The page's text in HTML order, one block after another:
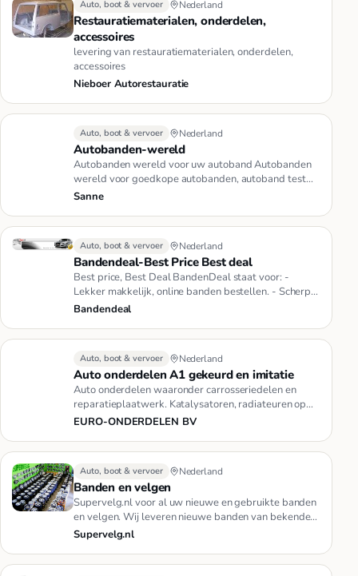
Auto, boot & vervoer Nederland
Restauratiematerialen, onderdelen,
accessoires
levering van restauratiematerialen, onderdelen,
accessoires
Nieboer Autorestauratie
Auto, boot & vervoer Nederland
Autobanden-wereld
Autobanden wereld voor uw autoband Autobanden
wereld voor goedkope autobanden, autoband test
resultaten. Autobanden were…
Sanne
Auto, boot & vervoer Nederland
Bandendeal-Best Price Best deal
Best price, Best Deal BandenDeal staat voor: -
Lekker makkelijk, online banden bestellen. - Scherp
geprijsde autobanden …
Bandendeal
Auto, boot & vervoer Nederland
Auto onderdelen A1 gekeurd en imitatie
Auto onderdelen waaronder carrosseriedelen en
reparatieplaatwerk. Katalysatoren, radiateuren op
aanvraag.
EURO-ONDERDELEN BV
Auto, boot & vervoer Nederland
Banden en velgen
Supervelg.nl voor al uw nieuwe en gebruikte banden
en velgen. Wij leveren nieuwe banden van bekende
merken. Ook leveren …
Supervelg.nl